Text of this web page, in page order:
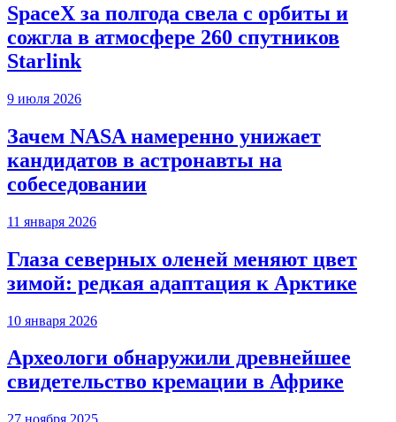
SpaceX за полгода свела с орбиты и
сожгла в атмосфере 260 спутников
Starlink
9 июля 2026
Зачем NASA намеренно унижает
кандидатов в астронавты на
собеседовании
11 января 2026
Глаза северных оленей меняют цвет
зимой: редкая адаптация к Арктике
10 января 2026
Археологи обнаружили древнейшее
свидетельство кремации в Африке